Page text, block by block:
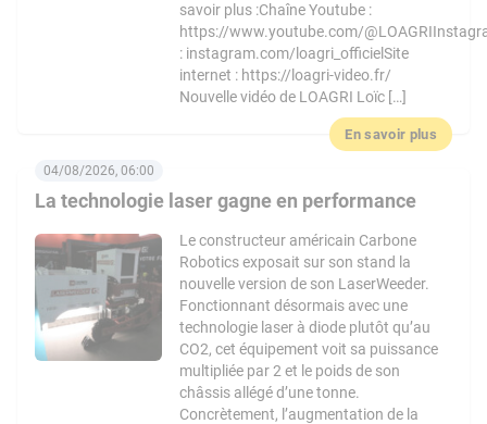
savoir plus :Chaîne Youtube :
https://www.youtube.com/
: instagram.com/loagri_officielSite
internet : https://loagri-video.fr/
Nouvelle vidéo de LOAGRI Loïc […]
En savoir plus
La technologie laser gagne en performance
04/08/2026, 06:00
Le constructeur américain Carbone
Robotics exposait sur son stand la
nouvelle version de son LaserWeeder.
Fonctionnant désormais avec une
technologie laser à diode plutôt qu’au
CO2, cet équipement voit sa puissance
multipliée par 2 et le poids de son
châssis allégé d’une tonne.
Concrètement, l’augmentation de la